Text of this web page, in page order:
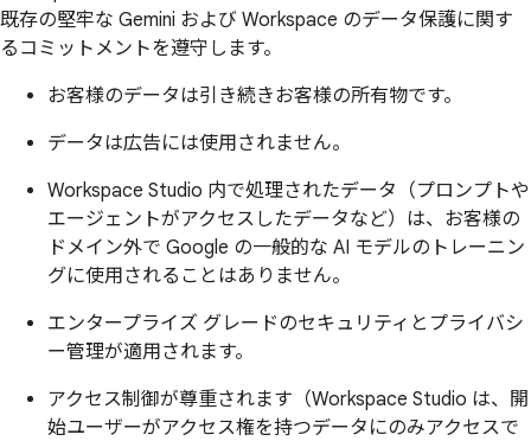
既存の堅牢な Gemini および Workspace のデータ保護に関す
るコミットメントを遵守します。
お客様のデータは引き続きお客様の所有物です。
データは広告には使用されません。
Workspace Studio 内で処理されたデータ（プロンプトや
エージェントがアクセスしたデータなど）は、お客様の
ドメイン外で Google の一般的な AI モデルのトレーニン
グに使用されることはありません。
エンタープライズ グレードのセキュリティとプライバシ
ー管理が適用されます。
アクセス制御が尊重されます（Workspace Studio は、開
始ユーザーがアクセス権を持つデータにのみアクセスで